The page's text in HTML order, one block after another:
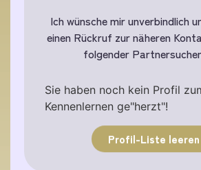
Ich wünsche mir unverbindlich
einen Rückruf zur näheren
folgender
Sie haben noch kein Profil
Kennenlernen ge"herzt"!
Profil-Liste leeren